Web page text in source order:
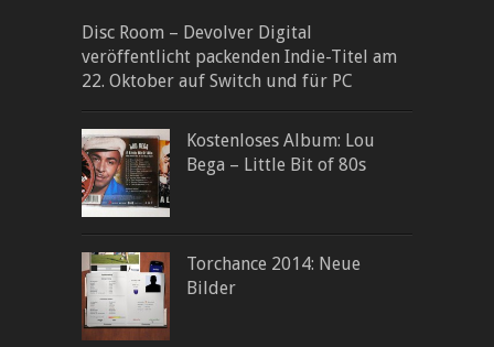
Disc Room – Devolver Digital
veröffentlicht packenden Indie-Titel am
22. Oktober auf Switch und für PC
Kostenloses Album: Lou
Bega – Little Bit of 80s
Torchance 2014: Neue
Bilder